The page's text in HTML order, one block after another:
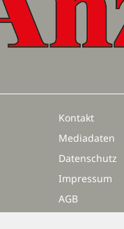
Kontakt
Mediadaten
Datenschutz
Impressum
AGB